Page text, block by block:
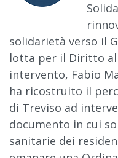
solidarietà verso il
lotta per il Diritto
intervento, Fabio
ha ricostruito il
di Treviso ad
documento in cui
sanitarie dei